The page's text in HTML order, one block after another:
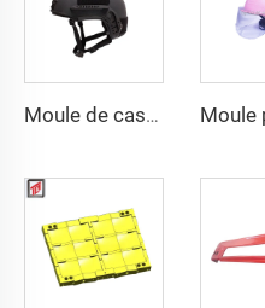
Moule de casque tactique FAST de protection personnelle en PE et aramide de haute résistance, personnalisé en gros, double sécurité